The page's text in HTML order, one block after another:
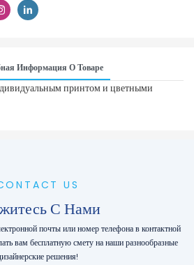
Информация О Товаре
US
С Нами
почты или номер телефона в контактной
вам бесплатную смету на наши разнообразные
решения!